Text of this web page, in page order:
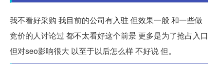
我不看好采购 我目前的公司有入驻 但效果一般 和一些做
竞价的人讨论过 都不太看好这个前景 更多是为了抢占入口
但对seo影响很大 以至于以后怎么样 不好说 但。